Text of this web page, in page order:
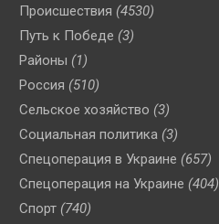
Происшествия (4530)
Путь к Победе (3)
Районы (1)
Россия (510)
Сельское хозяйство (3)
Социальная политика (3)
Спецоперация в Украине (657)
Спецоперация на Украине (404)
Спорт (740)